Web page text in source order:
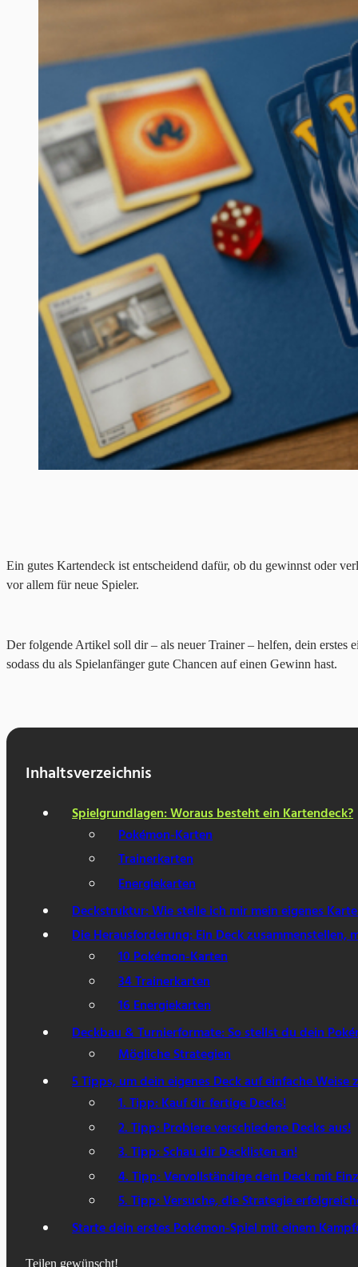
Ein gutes Kartendeck ist entscheidend dafür, ob du gewinnst oder
vor allem für neue Spieler.
Der folgende Artikel soll dir – als neuer Trainer – helfen, dein
sodass du als Spielanfänger gute Chancen auf einen Gewinn hast.
Inhaltsver­zeichnis
Spielgrundlagen: Woraus besteht ein Kartendeck?
Pokémon-Karten
Trainerkarten
Energiekarten
Deckstruktur: Wie stelle ich mir mein eigenes
Die Herausforderung: Ein Deck zusammenstellen,
10 Pokémon-Karten
34 Trainerkarten
16 Energiekarten
Deckbau & Turnierformate: So stellst du dein
Mögliche Strategien
5 Tipps, um dein eigenes Deck auf einfache Weise
1. Tipp: Kauf dir fertige Decks!
2. Tipp: Probiere verschiedene Decks aus!
3. Tipp: Schau dir Decklisten an!
4. Tipp: Vervollständige dein Deck mit
5. Tipp: Versuche, die Strategie
Starte dein erstes Pokémon-Spiel mit einem
Teilen gewünscht!